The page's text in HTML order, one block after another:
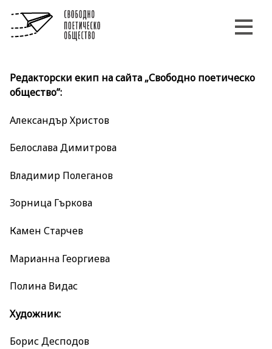
Редакторски екип на сайта „Свободно поетическо
общество”:
Александър Христов
Белослава Димитрова
Владимир Полеганов
Зорница Гъркова
Камен Старчев
Марианна Георгиева
Полина Видас
Художник:
Борис Десподов